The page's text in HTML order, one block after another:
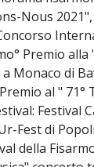
Nous
Premio alla
Monaco di
al " 71°
Festival
Fest di
della